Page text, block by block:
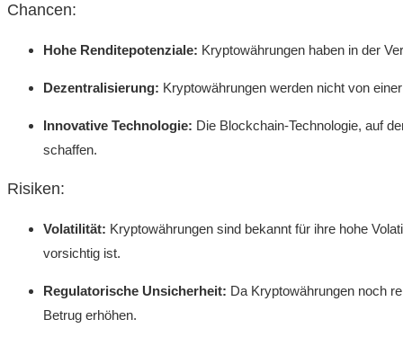
Chancen:
Hohe Renditepotenziale: Kryptowährungen haben ⁤in der
Dezentralisierung: Kryptowährungen werden‍ nicht von
Innovative⁢ Technologie: Die ⁤Blockchain-Technologie, auf
schaffen.
Risiken:
Volatilität: Kryptowährungen sind bekannt für ihre ⁢hohe
vorsichtig ist.
Regulatorische‌ Unsicherheit: Da Kryptowährungen noch‌
Betrug erhöhen.